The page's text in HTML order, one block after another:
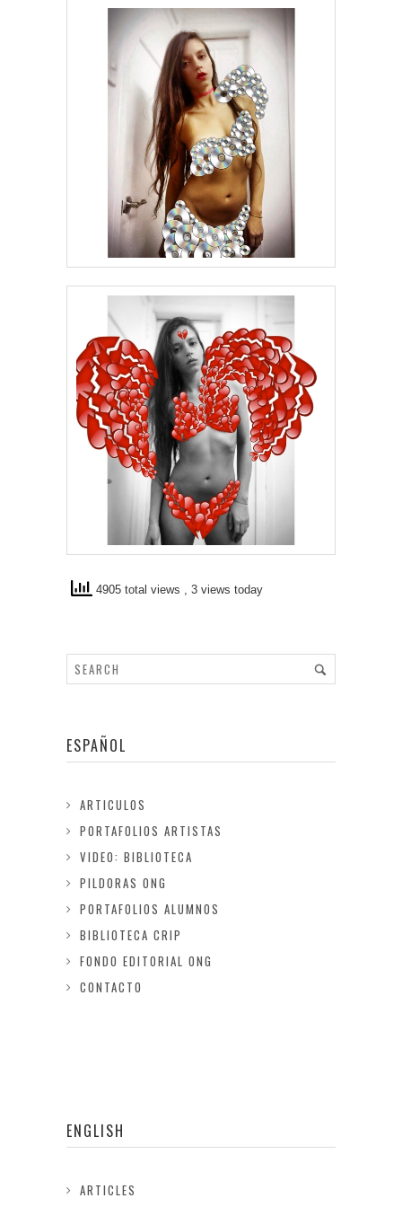
4905 total views , 3 views today
ESPAÑOL
ARTICULOS
PORTAFOLIOS ARTISTAS
VIDEO: BIBLIOTECA
PILDORAS ONG
PORTAFOLIOS ALUMNOS
BIBLIOTECA CRIP
FONDO EDITORIAL ONG
CONTACTO
ENGLISH
ARTICLES